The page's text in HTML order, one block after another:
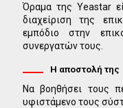
Όραμα της Yeastar
διαχείριση της
εμπόδιο στην
συνεργατών τους.
Η αποστολή της
Να βοηθήσει τους
υφιστάμενο τους